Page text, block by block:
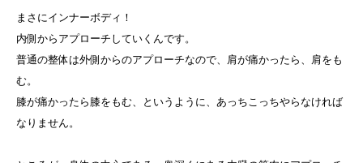
まさにインナーボディ！
内側からアプローチしていくんです。
普通の整体は外側からのアプローチなので、肩が痛かったら、肩をも
む。
膝が痛かったら膝をもむ、というように、あっちこっちやらなければ
なりません。